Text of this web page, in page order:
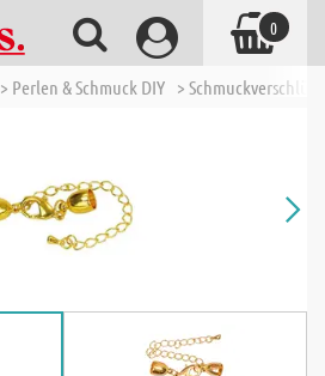
> Perlen & Schmuck DIY >
0